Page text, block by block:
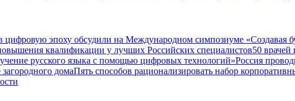
эпоху обсудили на Международном симпозиуме «Создавая
квалификации у лучших Российских специалистов50
русского языка с помощью цифровых технологий»Россия
домаПять способов рационализировать набор